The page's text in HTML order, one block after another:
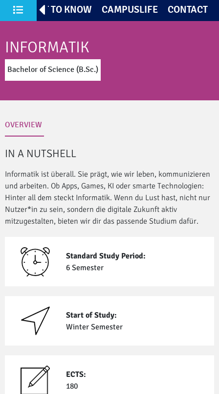
All Courses of Study
GET TO KNOW CAMPUSLIFE CONTACT
INFORMATIK
Bachelor of Science (B.Sc.)
OVERVIEW
IN A NUTSHELL
Informatik ist überall. Sie prägt, wie wir leben, kommunizieren
und arbeiten. Ob Apps, Games, KI oder smarte Technologien:
Hinter all dem steckt Informatik. Wenn du Lust hast, nicht nur
Nutzer*in zu sein, sondern die digitale Zukunft aktiv
mitzugestalten, bieten wir dir das passende Studium dafür.
Standard Study Period:
6 Semester
Start of Study:
Winter Semester
ECTS:
180